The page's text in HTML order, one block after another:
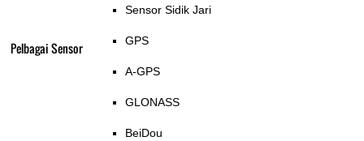
Pelbagai Sensor
Sensor Sidik Jari
GPS
A-GPS
GLONASS
BeiDou